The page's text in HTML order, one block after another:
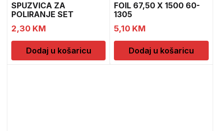
SPUZVICA ZA
POLIRANJE SET
2,30 KM
Dodaj u košaricu
FOIL 67,50 X 1500 60-
1305
5,10 KM
Dodaj u košaricu